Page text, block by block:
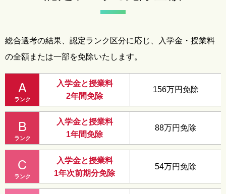
総合選考の結果、認定ランク区分に応じ、入学金・授業料
の全額または一部を免除いたします。
A
ランク
入学金と授業料
2年間免除
156万円免除
B
ランク
入学金と授業料
1年間免除
88万円免除
C
ランク
入学金と授業料
1年次前期分免除
54万円免除